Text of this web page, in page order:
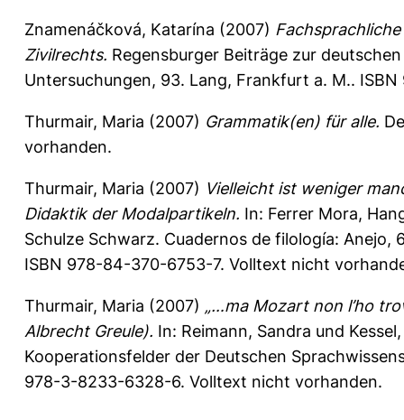
Znamenáčková, Katarína (2007)
Zivilrechts. Regensburger Beiträge zur
Untersuchungen, 93. Lang, Frankfurt a. M..
Thurmair, Maria (2007) Grammatik(en) für alle.
vorhanden.
Thurmair, Maria (2007) Vielleicht ist weniger
Didaktik der Modalpartikeln. In: Ferrer Mora,
Schulze Schwarz. Cuadernos de filología: Anejo,
ISBN 978-84-370-6753-7. Volltext nicht
Thurmair, Maria (2007) „…ma Mozart non l’ho
Albrecht Greule). In: Reimann, Sandra und
Kooperationsfelder der Deutschen
978-3-8233-6328-6. Volltext nicht vorhanden.